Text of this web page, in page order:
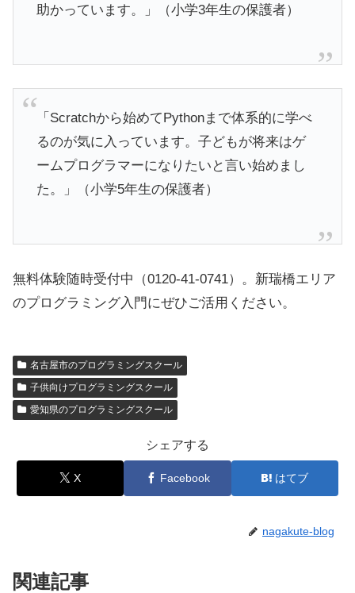
助かっています。」（小学3年生の保護者）
「Scratchから始めてPythonまで体系的に学べ
るのが気に入っています。子どもが将来はゲ
ームプログラマーになりたいと言い始めまし
た。」（小学5年生の保護者）
無料体験随時受付中（0120-41-0741）。新瑞橋エリア
のプログラミング入門にぜひご活用ください。
名古屋市のプログラミングスクール
子供向けプログラミングスクール
愛知県のプログラミングスクール
シェアする
X Facebook はてブ
nagakute-blog
関連記事